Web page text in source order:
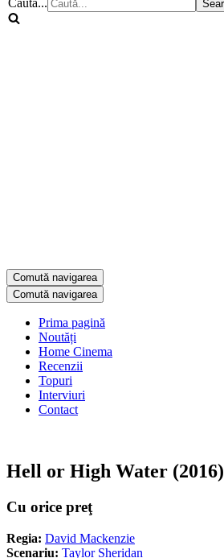
Caută...
Comută navigarea
Comută navigarea
Prima pagină
Noutăți
Home Cinema
Recenzii
Topuri
Interviuri
Contact
Hell or High Water (2016)
Cu orice preţ
Regia: David Mackenzie
Scenariu: Taylor Sheridan